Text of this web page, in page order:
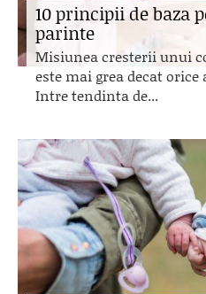
10 principii de baza
parinte
Misiunea cresterii unui
este mai grea decat
Intre tendinta de...